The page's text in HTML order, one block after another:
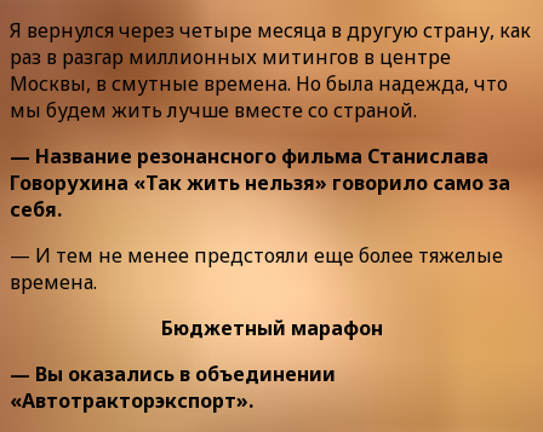
Я вернулся через четыре месяца в другую страну, как
раз в разгар миллионных митингов в центре
Москвы, в смутные времена. Но была надежда, что
мы будем жить лучше вместе со страной.
— Название резонансного фильма Станислава
Говорухина «Так жить нельзя» говорило само за
себя.
— И тем не менее предстояли еще более тяжелые
времена.
Бюджетный марафон
— Вы оказались в объединении
«Автотракторэкспорт».